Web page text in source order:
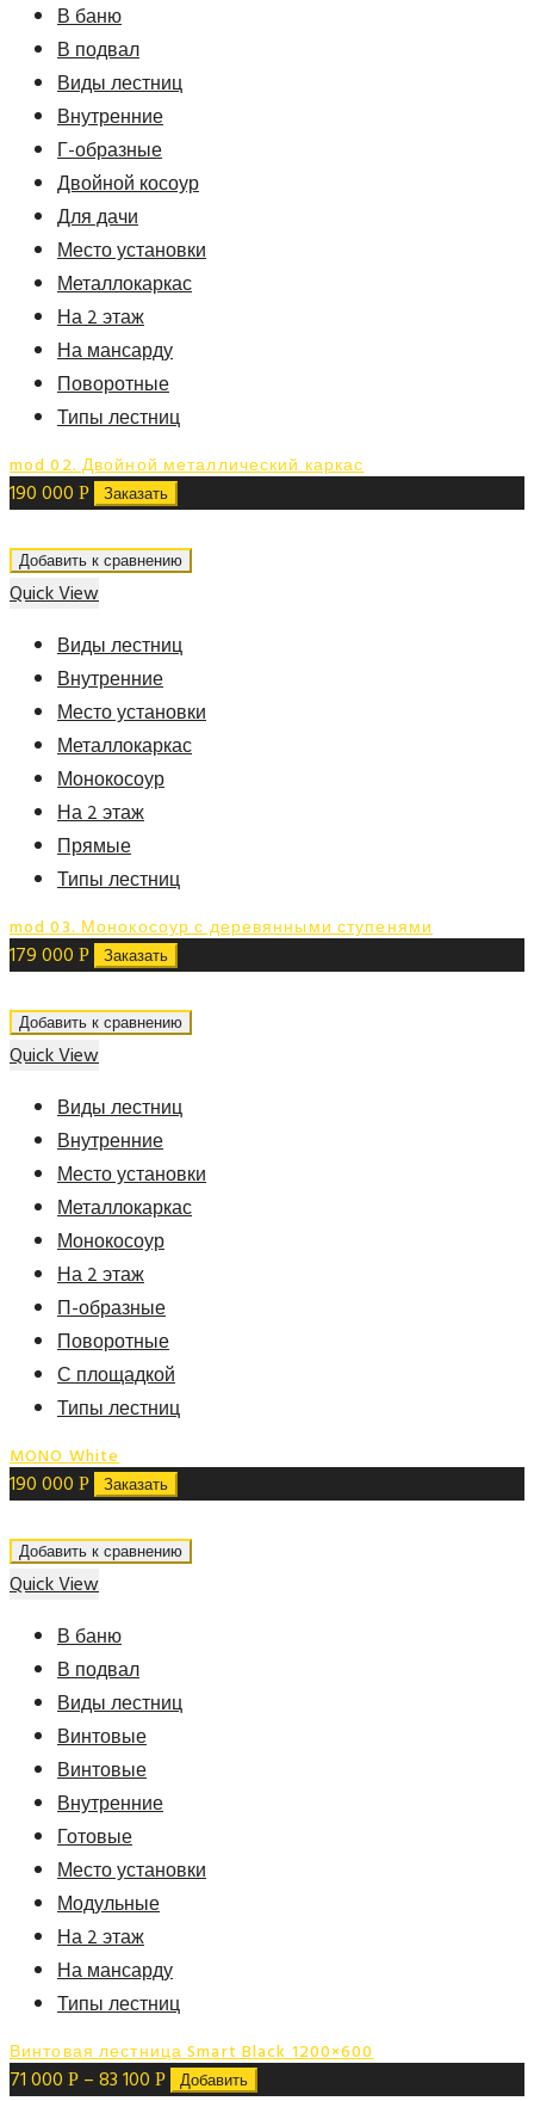
В баню
В подвал
Виды лестниц
Внутренние
Г-образные
Двойной косоур
Для дачи
Место установки
Металлокаркас
На 2 этаж
На мансарду
Поворотные
Типы лестниц
mod 02. Двойной металлический каркас
190 000 Р Заказать
Добавить к сравнению
Quick View
Виды лестниц
Внутренние
Место установки
Металлокаркас
Монокосоур
На 2 этаж
Прямые
Типы лестниц
mod 03. Монокосоур с деревянными ступенями
179 000 Р Заказать
Добавить к сравнению
Quick View
Виды лестниц
Внутренние
Место установки
Металлокаркас
Монокосоур
На 2 этаж
П-образные
Поворотные
С площадкой
Типы лестниц
MONO White
190 000 Р Заказать
Добавить к сравнению
Quick View
В баню
В подвал
Виды лестниц
Винтовые
Винтовые
Внутренние
Готовые
Место установки
Модульные
На 2 этаж
На мансарду
Типы лестниц
Винтовая лестница Smart Black 1200×600
71 000 Р –83 100 Р Добавить